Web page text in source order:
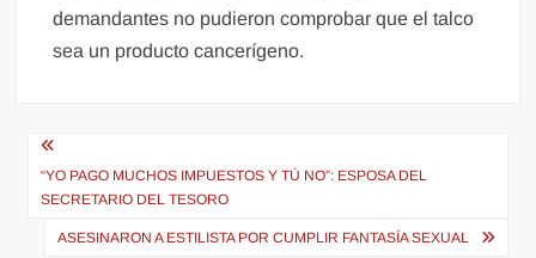
demandantes no pudieron comprobar que el talco
sea un producto cancerígeno.
Navegación
de
entradas
“YO PAGO MUCHOS IMPUESTOS Y TÚ NO”: ESPOSA DEL
SECRETARIO DEL TESORO
ASESINARON A ESTILISTA POR CUMPLIR FANTASÍA SEXUAL